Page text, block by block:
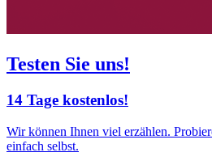
Testen Sie uns!
14 Tage kostenlos!
Wir können Ihnen viel erzählen.
einfach selbst.